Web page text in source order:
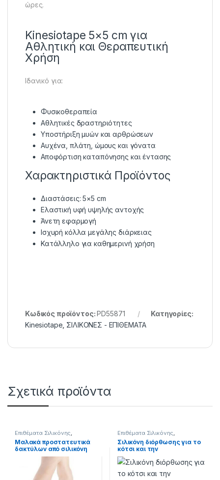
ώρες.
Kinesiotape 5×5 cm για
Αθλητική και Θεραπευτική
Χρήση
Ιδανικό για:
Φυσικοθεραπεία
Αθλητικές δραστηριότητες
Υποστήριξη μυών και αρθρώσεων
Αυχένα, πλάτη, ώμους και γόνατα
Αποφόρτιση καταπόνησης και έντασης
Χαρακτηριστικά Προϊόντος
Διαστάσεις: 5×5 cm
Ελαστική υφή υψηλής αντοχής
Άνετη εφαρμογή
Ισχυρή κόλλα μεγάλης διάρκειας
Κατάλληλο για καθημερινή χρήση
Κωδικός προϊόντος:PD55871
Κατηγορίες:
Kinesiotape ΣΙΛΙΚΟΝΕΣ - ΕΠΙΘΕΜΑΤΑ
Σχετικά προϊόντα
Επιθέματα Σιλικόνης,
ΣΙΛΙΚΟΝΕΣ - ΕΠΙΘΕΜΑΤΑ
Μαλακά προστατευτικά
δακτύλων από σιλικόνη
τεμαχια 2
Επιθέματα Σιλικόνης,
ΣΙΛΙΚΟΝΕΣ - ΕΠΙΘΕΜΑΤΑ
Σιλικόνη διόρθωσης για το
κότσι και την
σφυροδακτυλία τεμάχια 2